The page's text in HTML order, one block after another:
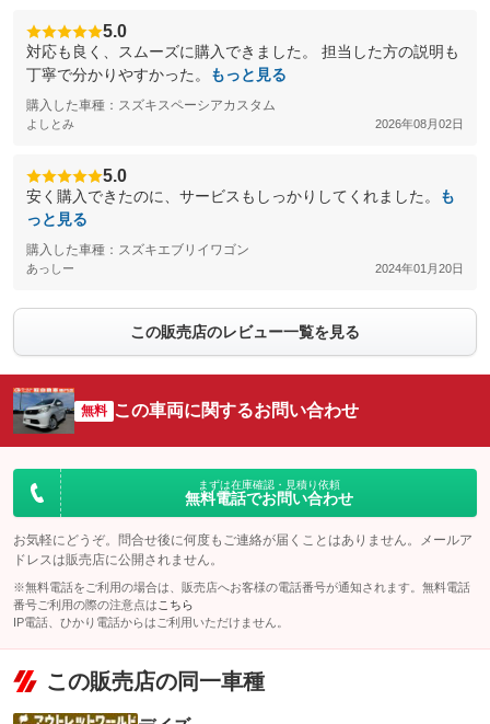
5.0
対応も良く、スムーズに購入できました。 担当した方の説明も
丁寧で分かりやすかった。
もっと見る
購入した車種：スズキスペーシアカスタム
よしとみ 2026年08月02日
5.0
安く購入できたのに、サービスもしっかりしてくれました。
も
っと見る
購入した車種：スズキエブリイワゴン
あっしー 2024年01月20日
この販売店のレビュー一覧を見る
無料 この車両に関するお問い合わせ
まずは在庫確認・見積り依頼
無料電話でお問い合わせ
お気軽にどうぞ。問合せ後に何度もご連絡が届くことはありません。メールア
ドレスは販売店に公開されません。
※無料電話をご利用の場合は、販売店へお客様の電話番号が通知されます。無料電話
番号ご利用の際の注意点は こちら
IP電話、ひかり電話からはご利用いただけません。
この販売店の同一車種